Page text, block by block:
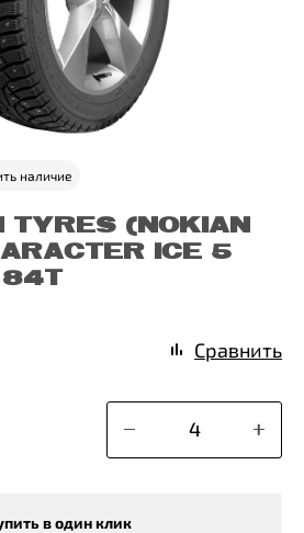
(NOKIAN
ICE 5
наличие
в один клик
Сравнить